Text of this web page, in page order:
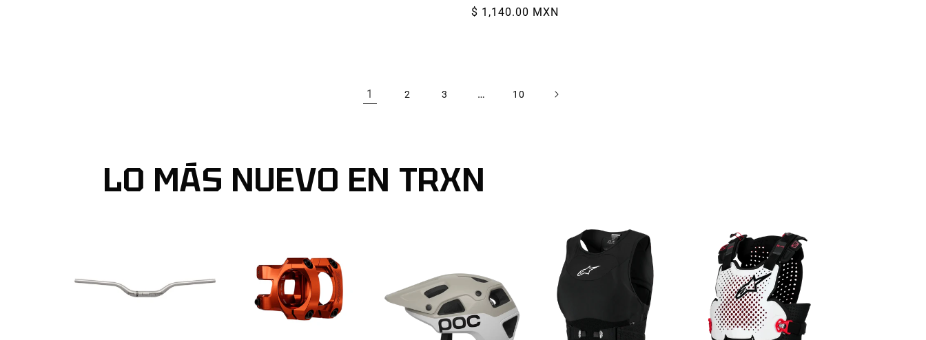
Precio
$ 1,140.00 MXN
1 2 3 … 10
LO MÁS NUEVO EN TRXN